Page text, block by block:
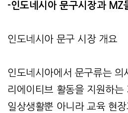
-인도네시아 문구시장과 MZ
인도네시아 문구 시장 개요
인도네시아에서 문구류는 의
리에이티브 활동을 지원하는
일상생활뿐 아니라 교육 현